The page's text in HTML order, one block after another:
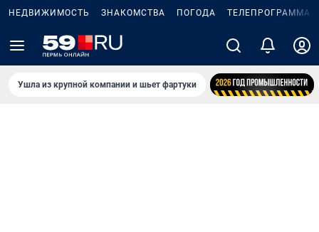
НЕДВИЖИМОСТЬ ЗНАКОМСТВА ПОГОДА ТЕЛЕПРОГРАММА
Ушла из крупной компании и шьет фартуки